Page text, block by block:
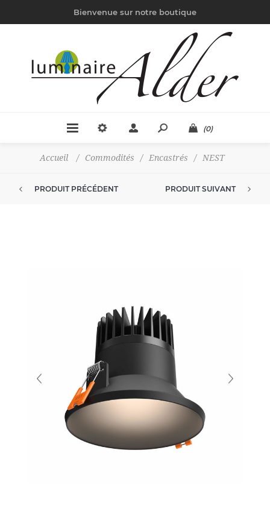
Bienvenue sur notre boutique
(0)
Accueil / Commodités / Encastrés / NEST
PRODUIT PRÉCÉDENT PRODUIT SUIVANT